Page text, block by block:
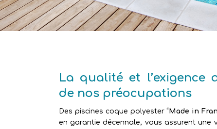
La qualité et l’exigence
de nos préocupations
Des piscines coque polyester“Made in
en garantie décennale, vous assurent une